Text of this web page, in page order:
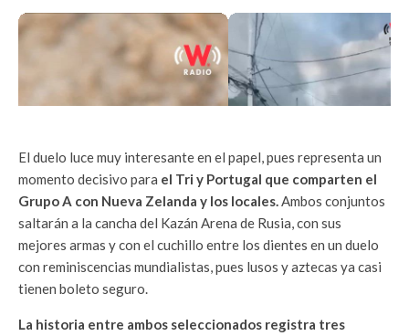
El duelo luce muy interesante en el papel, pues representa un
momento decisivo para el Tri y Portugal que comparten el
Grupo A con Nueva Zelanda y los locales.Ambos conjuntos
saltarán a la cancha del Kazán Arena de Rusia, con sus
mejores armas y con el cuchillo entre los dientes en un duelo
con reminiscencias mundialistas, pues lusos y aztecas ya casi
tienen boleto seguro.
La historia entre ambos seleccionados registra tres